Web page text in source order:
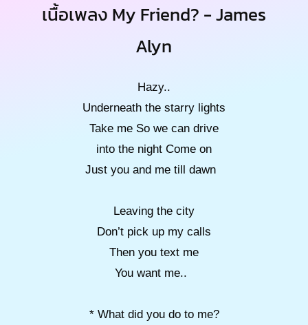
เนื้อเพลง My Friend? - James
Alyn
Hazy..
Underneath the starry lights
Take me So we can drive
into the night Come on
Just you and me till dawn
Leaving the city
Don’t pick up my calls
Then you text me
You want me..
* What did you do to me?